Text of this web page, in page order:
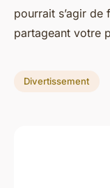
pourrait s’agir
partageant votre
Divertissement